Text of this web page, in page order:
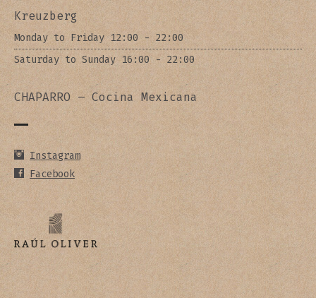
Kreuzberg
Monday to Friday 12:00 - 22:00
Saturday to Sunday 16:00 - 22:00
CHAPARRO – Cocina Mexicana
Instagram
Facebook